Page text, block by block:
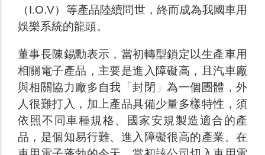
（I.O.V）等產品陸續問世，終而成為我國車用
娛樂系統的龍頭。
董事長陳錫勳表示，當初轉型鎖定以生產車用
相關電子產品，主要是進入障礙高，且汽車廠
與相關協力廠多自我「封閉」為一個團體，外
人很難打入，加上產品具備少量多樣特性，須
依照不同車種規格、國家安規製造適合的產
品，是個知易行難、進入障礙很高的產業。在